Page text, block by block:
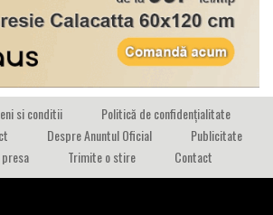
si conditii
Politică de confidențialitate
Despre Anuntul Oficial
Publicitate
Trimite o stire Contact